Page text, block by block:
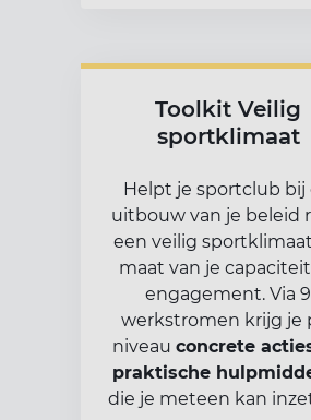
Toolkit Veilig
sportklimaat
Helpt je sportclub bij
uitbouw van je beleid
een veilig
maat van je
engagement. Via 9
werkstromen krijg je
niveau concrete
praktische
die je meteen kan